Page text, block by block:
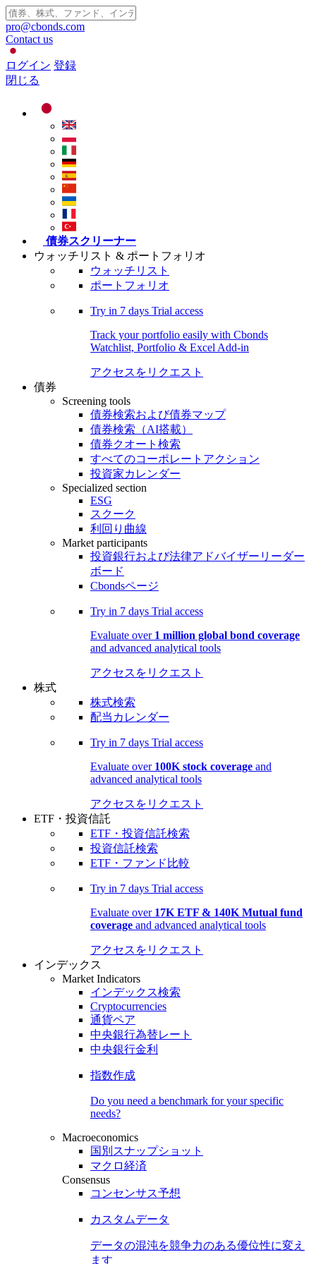
pro@cbonds.com
Contact us
ログイン 登録
閉じる
債券スクリーナー
ウォッチリスト & ポートフォリオ
ウォッチリスト
ポートフォリオ
Try in 7 days Trial access
Track your portfolio easily with Cbonds
Watchlist, Portfolio & Excel Add-in
アクセスをリクエスト
債券
Screening tools
債券検索および債券マップ
債券検索（AI搭載）
債券クオート検索
すべてのコーポレートアクション
投資家カレンダー
Specialized section
ESG
スクーク
利回り曲線
Market participants
投資銀行および法律アドバイザーリーダー
ボード
Cbondsページ
Try in 7 days Trial access
Evaluate over 1 million global bond coverage
and advanced analytical tools
アクセスをリクエスト
株式
株式検索
配当カレンダー
Try in 7 days Trial access
Evaluate over 100K stock coverage and
advanced analytical tools
アクセスをリクエスト
ETF・投資信託
ETF・投資信託検索
投資信託検索
ETF・ファンド比較
Try in 7 days Trial access
Evaluate over 17K ETF & 140K Mutual fund
coverage and advanced analytical tools
アクセスをリクエスト
インデックス
Market Indicators
インデックス検索
Cryptocurrencies
通貨ペア
中央銀行為替レート
中央銀行金利
指数作成
Do you need a benchmark for your specific
needs?
Macroeconomics
国別スナップショット
マクロ経済
Consensus
コンセンサス予想
カスタムデータ
データの混沌を競争力のある優位性に変え
ます